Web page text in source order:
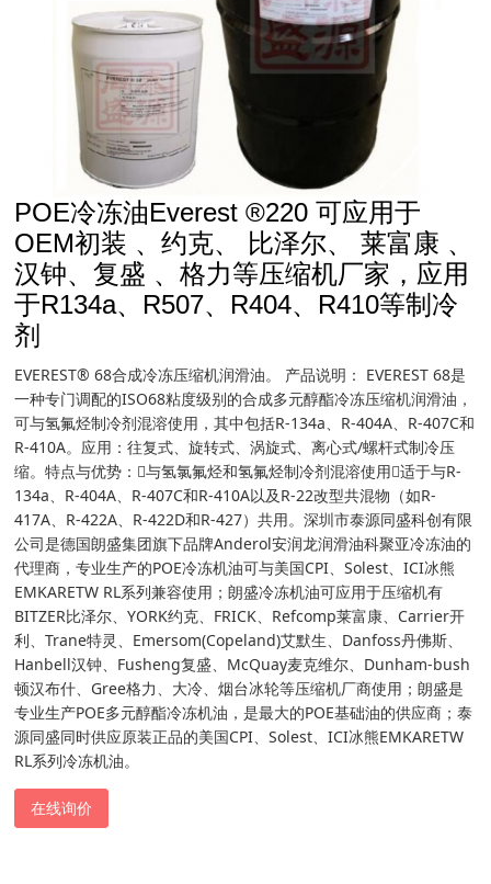
POE冷冻油Everest ®220 可应用于
OEM初装 、约克、 比泽尔、 莱富康 、
汉钟、复盛 、格力等压缩机厂家，应用
于R134a、R507、R404、R410等制冷
剂
EVEREST® 68合成冷冻压缩机润滑油。 产品说明： EVEREST 68是
一种专门调配的ISO68粘度级别的合成多元醇酯冷冻压缩机润滑油，
可与氢氟烃制冷剂混溶使用，其中包括R-134a、R-404A、R-407C和
R-410A。应用：往复式、旋转式、涡旋式、离心式/螺杆式制冷压
缩。特点与优势：与氢氯氟烃和氢氟烃制冷剂混溶使用适于与R-
134a、R-404A、R-407C和R-410A以及R-22改型共混物（如R-
417A、R-422A、R-422D和R-427）共用。深圳市泰源同盛科创有限
公司是德国朗盛集团旗下品牌Anderol安润龙润滑油科聚亚冷冻油的
代理商，专业生产的POE冷冻机油可与美国CPI、Solest、ICI冰熊
EMKARETW RL系列兼容使用；朗盛冷冻机油可应用于压缩机有
BITZER比泽尔、YORK约克、FRICK、Refcomp莱富康、Carrier开
利、Trane特灵、Emersom(Copeland)艾默生、Danfoss丹佛斯、
Hanbell汉钟、Fusheng复盛、McQuay麦克维尔、Dunham-bush
顿汉布什、Gree格力、大冷、烟台冰轮等压缩机厂商使用；朗盛是
专业生产POE多元醇酯冷冻机油，是最大的POE基础油的供应商；泰
源同盛同时供应原装正品的美国CPI、Solest、ICI冰熊EMKARETW
RL系列冷冻机油。
在线询价